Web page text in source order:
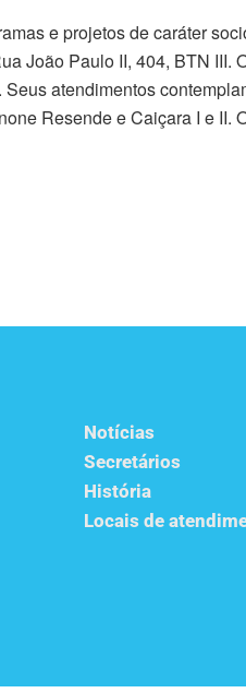
e projetos de caráter
João Paulo II, 404, BTN III.
atendimentos
Resende e Caiçara I e II.
Notícias
Secretários
História
Locais de